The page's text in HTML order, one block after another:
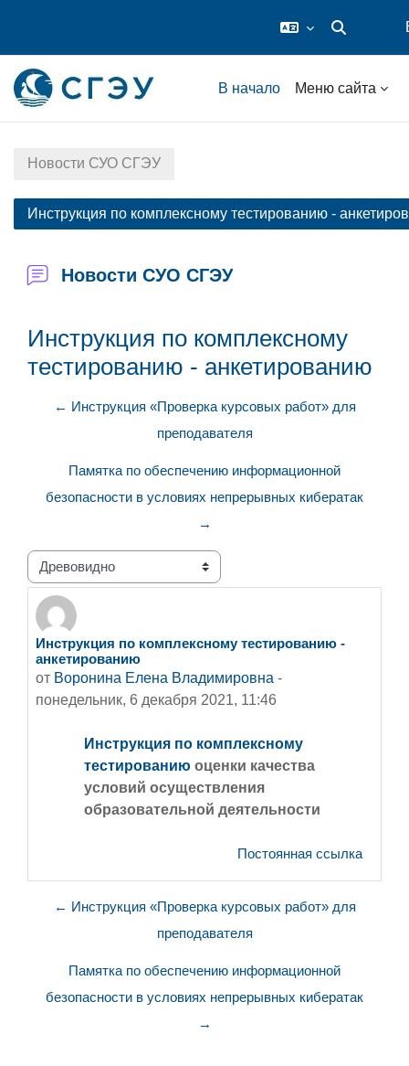
Изменить
В начало Меню сайта
Новости СУО СГЭУ
Инструкция по комплексному тестированию -
Новости СУО СГЭУ
Инструкция по комплексному
тестированию - анкетированию
← Инструкция «Проверка курсовых работ» для
преподавателя
Памятка по обеспечению информационной
безопасности в условиях непрерывных кибератак
→
Режим отображения
Инструкция по комплексному тестированию -
анкетированию
от Воронина Елена Владимировна -
понедельник, 6 декабря 2021, 11:46
Количество ответов: 0
Инструкция по комплексному
тестированию оценки качества
условий осуществления
образовательной деятельности
Постоянная ссылка
← Инструкция «Проверка курсовых работ» для
преподавателя
Памятка по обеспечению информационной
безопасности в условиях непрерывных кибератак
→